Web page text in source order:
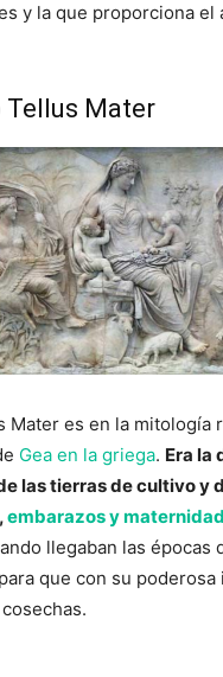
y la que proporciona el
Tellus Mater
Mater es en la mitología
Gea en la griega. Era la
las tierras de cultivo y
embarazos y maternidad
llegaban las épocas
que con su poderosa